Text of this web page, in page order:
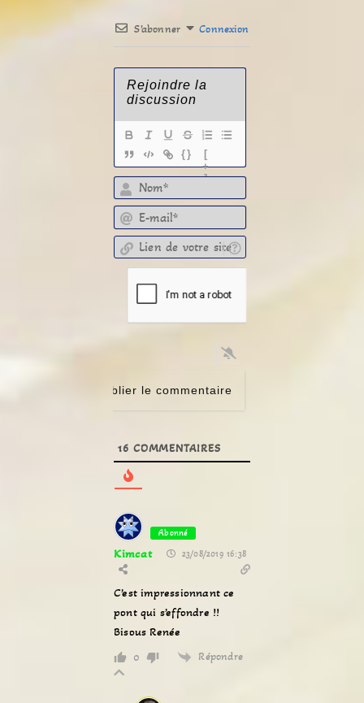
S’abonner Connexion
{}
[
+
]
16 COMMENTAIRES
Abonné
Kimcat 23/08/2019 16:38
C’est impressionnant ce
pont qui s’effondre !!
Bisous Renée
0 Répondre